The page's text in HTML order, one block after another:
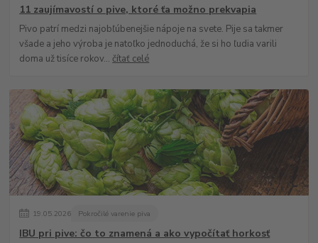
11 zaujímavostí o pive, ktoré ťa možno prekvapia
Pivo patrí medzi najobľúbenejšie nápoje na svete. Pije sa takmer
všade a jeho výroba je natoľko jednoduchá, že si ho ľudia varili
doma už tisíce rokov... čítať celé
19.05.2026 Pokročilé varenie piva
IBU pri pive: čo to znamená a ako vypočítať horkosť